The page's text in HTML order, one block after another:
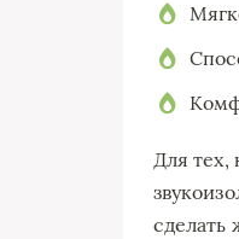
Для тех,
сделать